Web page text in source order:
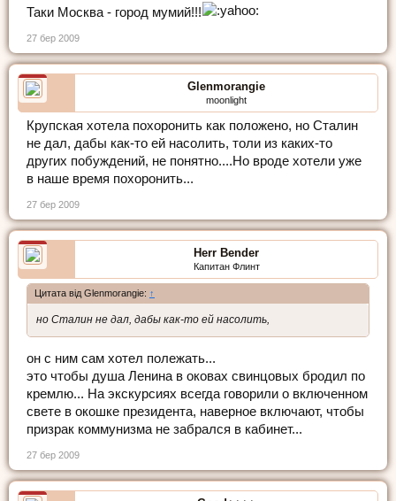
Таки Москва - город мумий!!!
27 бер 2009
Glenmorangie
moonlight
Крупская хотела похоронить как положено, но Сталин
не дал, дабы как-то ей насолить, толи из каких-то
других побуждений, не понятно....Но вроде хотели уже
в наше время похоронить...
27 бер 2009
Herr Bender
Капитан Флинт
Цитата від Glenmorangie: ↑
но Сталин не дал, дабы как-то ей насолить,
он с ним сам хотел полежать...
это чтобы душа Ленина в оковах свинцовых бродил по
кремлю... На экскурсиях всегда говорили о включенном
свете в окошке президента, наверное включают, чтобы
призрак коммунизма не забрался в кабинет...
27 бер 2009